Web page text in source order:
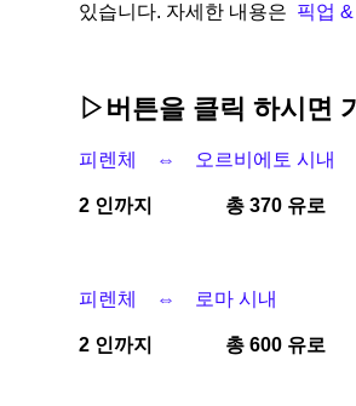
있습니다. 자세한 내용은 픽업
▷버튼을 클릭 하시면
피렌체 ⇔ 오르비에토 시내
2 인까지 총
피렌체 ⇔ 로마 시내
2 인까지 총